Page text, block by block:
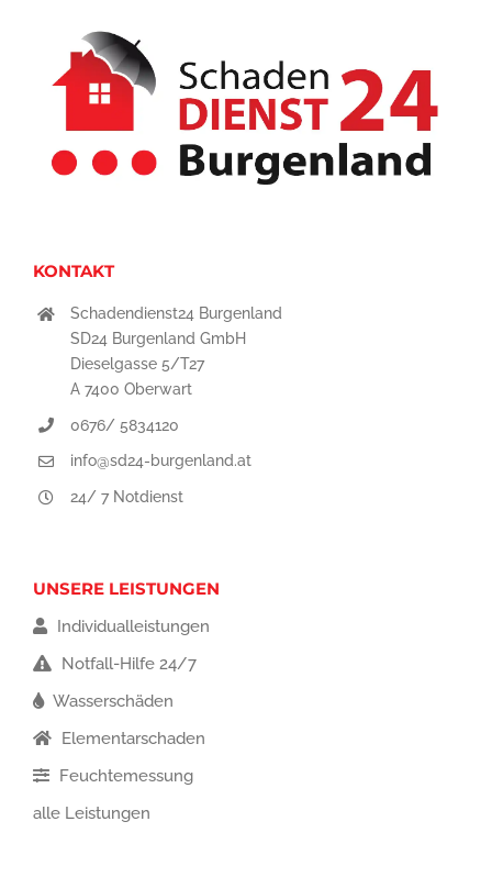
KONTAKT
Schadendienst24 Burgenland
SD24 Burgenland GmbH
Dieselgasse 5/T27
A 7400 Oberwart
0676/ 5834120
info@sd24-burgenland.at
24/ 7 Notdienst
UNSERE LEISTUNGEN
Individualleistungen
Notfall-Hilfe 24/7
Wasserschäden
Elementarschaden
Feuchtemessung
alle Leistungen